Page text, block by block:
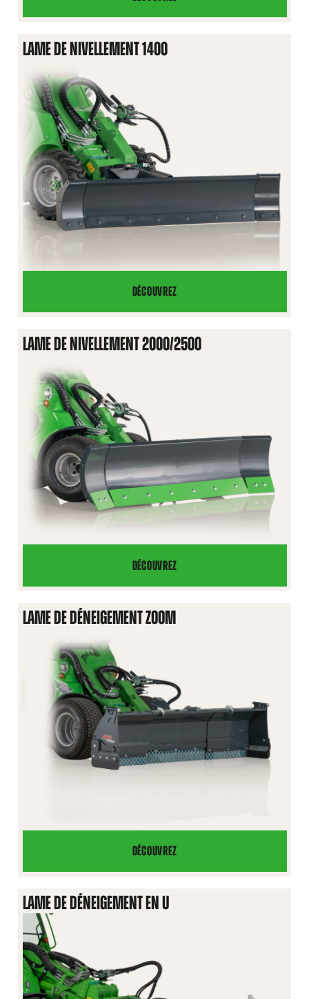
CHASSE-
NEIGE
LAME DE NIVELLEMENT 1400
DÉCOUVREZ
LAME
DE
NIVELLEMENT
1400
LAME DE NIVELLEMENT 2000/2500
DÉCOUVREZ
LAME
DE
NIVELLEMENT
2000/2500
LAME DE DÉNEIGEMENT ZOOM
DÉCOUVREZ
LAME
DE
DÉNEIGEMENT
ZOOM
LAME DE DÉNEIGEMENT EN U